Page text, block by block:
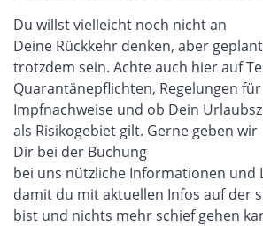
Du willst vielleicht noch nicht an
Deine Rückkehr denken, aber
trotzdem sein. Achte auch hier auf
Quarantänepflichten, Regelungen für
Impfnachweise und ob Dein
als Risikogebiet gilt. Gerne geben wir
Dir bei der Buchung
bei uns nützliche Informationen und
damit du mit aktuellen Infos auf der
bist und nichts mehr schief gehen